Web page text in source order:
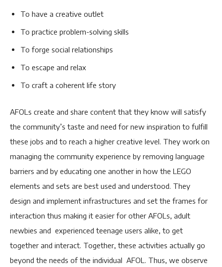
To have a creative outlet
To practice problem-solving skills
To forge social relationships
To escape and relax
To craft a coherent life story
AFOLs create and share content that they know will satisfy
the community’s taste and need for new inspiration to fulfill
these jobs and to reach a higher creative level. They work on
managing the community experience by removing language
barriers and by educating one another in how the LEGO
elements and sets are best used and understood. They
design and implement infrastructures and set the frames for
interaction thus making it easier for other AFOLs, adult
newbies and experienced teenage users alike, to get
together and interact. Together, these activities actually go
beyond the needs of the individual AFOL. Thus, we observe